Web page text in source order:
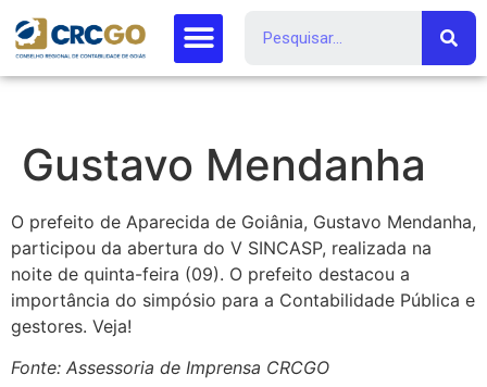
Gustavo Mendanha
O prefeito de Aparecida de Goiânia, Gustavo Mendanha,
participou da abertura do V SINCASP, realizada na
noite de quinta-feira (09). O prefeito destacou a
importância do simpósio para a Contabilidade Pública e
gestores. Veja!
Fonte: Assessoria de Imprensa CRCGO